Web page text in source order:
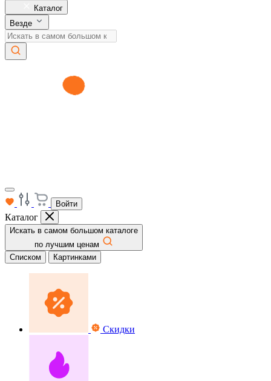
Каталог
Везде
Войти
Каталог
Искать в самом большом каталоге
по лучшим ценам
Списком
Картинками
Скидки